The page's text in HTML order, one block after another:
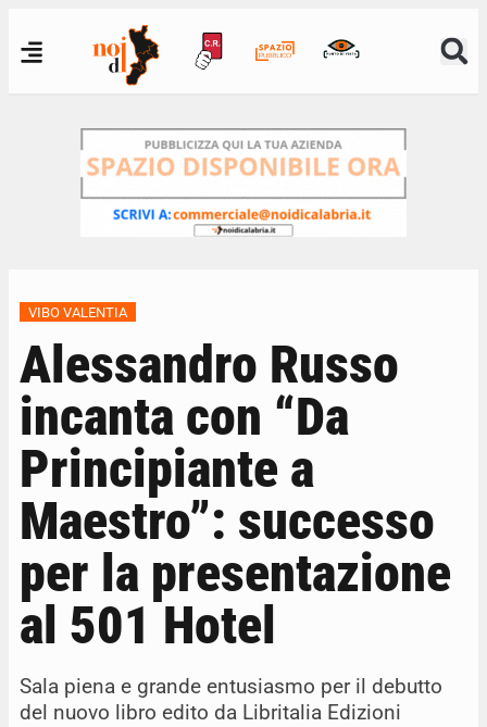
VIBO VALENTIA
Alessandro Russo
incanta con “Da
Principiante a
Maestro”: successo
per la presentazione
al 501 Hotel
Sala piena e grande entusiasmo per il debutto
del nuovo libro edito da Libritalia Edizioni